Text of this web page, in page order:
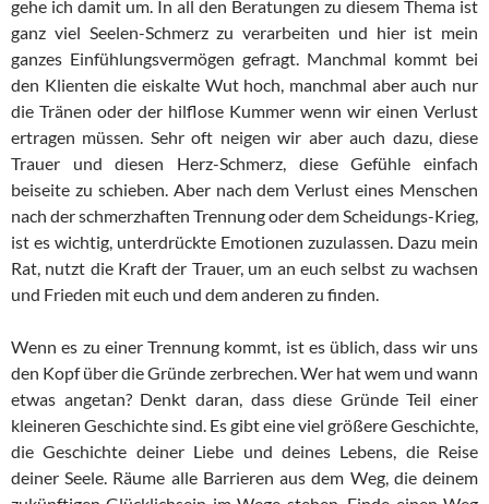
gehe ich damit um. In all den Beratungen zu diesem Thema ist
ganz viel Seelen-Schmerz zu verarbeiten und hier ist mein
ganzes Einfühlungsvermögen gefragt. Manchmal kommt bei
den Klienten die eiskalte Wut hoch, manchmal aber auch nur
die Tränen oder der hilflose Kummer wenn wir einen Verlust
ertragen müssen. Sehr oft neigen wir aber auch dazu, diese
Trauer und diesen Herz-Schmerz, diese Gefühle einfach
beiseite zu schieben. Aber nach dem Verlust eines Menschen
nach der schmerzhaften Trennung oder dem Scheidungs-Krieg,
ist es wichtig, unterdrückte Emotionen zuzulassen. Dazu mein
Rat, nutzt die Kraft der Trauer, um an euch selbst zu wachsen
und Frieden mit euch und dem anderen zu finden.
Wenn es zu einer Trennung kommt, ist es üblich, dass wir uns
den Kopf über die Gründe zerbrechen. Wer hat wem und wann
etwas angetan? Denkt daran, dass diese Gründe Teil einer
kleineren Geschichte sind. Es gibt eine viel größere Geschichte,
die Geschichte deiner Liebe und deines Lebens, die Reise
deiner Seele. Räume alle Barrieren aus dem Weg, die deinem